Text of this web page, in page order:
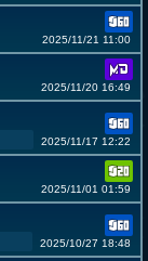
2025/11/21 11:00
2025/11/20 16:49
2025/11/17 12:22
2025/11/01 01:59
2025/10/27 18:48